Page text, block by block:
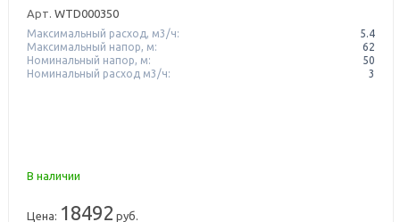
Арт. WTD000350
Максимальный расход, м3/ч:
5.4
Максимальный напор, м:
62
Номинальный напор, м:
50
Номинальный расход м3/ч:
3
В наличии
Цена: 18492 руб.